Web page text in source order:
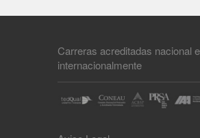
Carreras acreditadas nacional e
internacionalmente